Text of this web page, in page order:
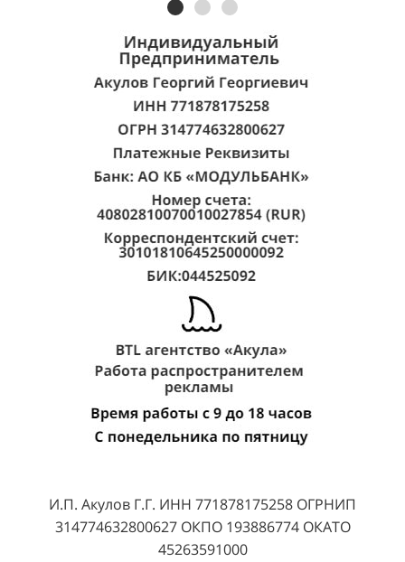
И.П. Акулов Г.Г. ИНН 771878175258 ОГРНИП
314774632800627 ОКПО 193886774 ОКАТО
45263591000